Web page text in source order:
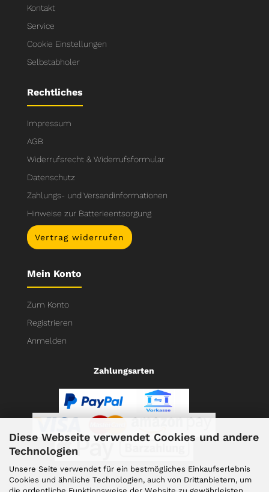
Diese Webseite verwendet Cookies und andere
Technologien
Unsere Seite verwendet für ein bestmögliches Einkaufserlebnis
Cookies und ähnliche Technologien, auch von Drittanbietern, um
die ordentliche Funktionsweise der Website zu gewährleisten,
Kontakt
Service
Cookie Einstellungen
Selbstabholer
Rechtliches
Impressum
AGB
Widerrufsrecht & Widerrufsformular
Datenschutz
Zahlungs- und Versandinformationen
Hinweise zur Batterieentsorgung
Vertrag widerrufen
Mein Konto
Zum Konto
Registrieren
Anmelden
Zahlungsarten